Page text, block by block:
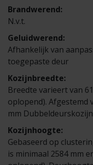
Diensten
Technische
Veelgestelde vragen
Prefab woning
Handelspartner
Rookwerend
Duurzaamheid
Brochures
Technische
Veelgestelde vragen
Verkooppunten
Veelgestelde vragen
GND Garantiedeuren
Werken bij Berkvens
Brandwerend:
N.v.t.
Geluidwerend:
Afhankelijk van
toegepaste deur
Kozijnbreedte:
Breedte varieert van
oplopend). Afgestemd
mm
Kozijnhoogte:
Gebaseerd op
is minimaal 2584 mm